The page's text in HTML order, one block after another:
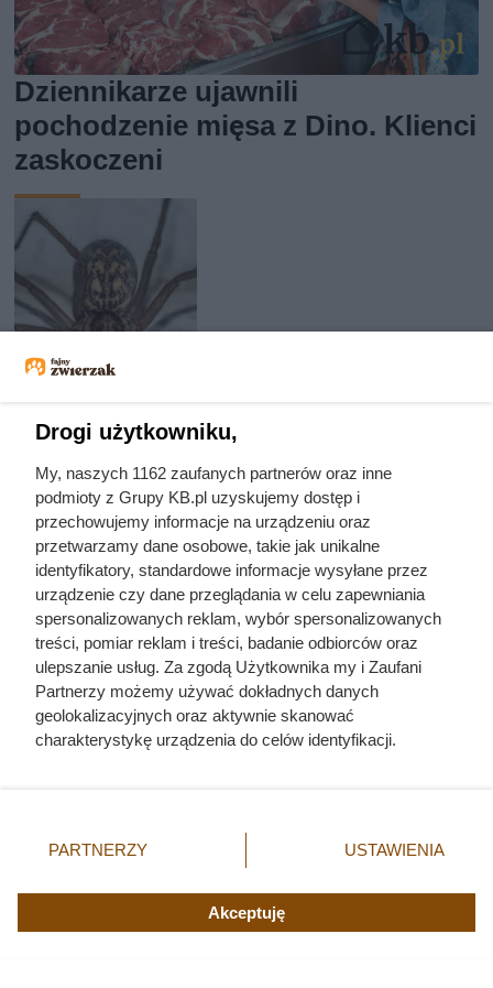
Dziennikarze ujawnili
pochodzenie mięsa z Dino. Klienci
zaskoczeni
Jedyny groźny pająk w Polsce
właśnie wchodzi do domów.
Polacy nie wiedzą, jak reagować
Drogi użytkowniku,
My, naszych 1162 zaufanych partnerów oraz inne
podmioty z Grupy KB.pl uzyskujemy dostęp i
przechowujemy informacje na urządzeniu oraz
przetwarzamy dane osobowe, takie jak unikalne
identyfikatory, standardowe informacje wysyłane przez
urządzenie czy dane przeglądania w celu zapewniania
spersonalizowanych reklam, wybór spersonalizowanych
treści, pomiar reklam i treści, badanie odbiorców oraz
ulepszanie usług. Za zgodą Użytkownika my i Zaufani
Partnerzy możemy używać dokładnych danych
geolokalizacyjnych oraz aktywnie skanować
charakterystykę urządzenia do celów identyfikacji.
zmienić/wycofać klikając przycisk ustawień prywatności
znajdujący się w lewym dolnym rogu strony. Niektóre
użytkownika, ale masz prawo sprzeciwić się takiemu
przetwarzaniu. Preferencje będą miały zastosowania tylko
PARTNERZY USTAWIENIA
Akceptuję